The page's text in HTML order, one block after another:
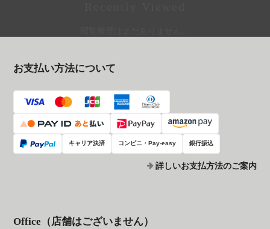
お支払い方法について
キャリア決済 コンビニ・Pay-easy 銀行振込
詳しいお支払方法のご案内
Office（店舗はございません）